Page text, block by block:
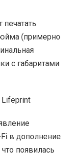
печатать
(примерно
с габаритами
Lifeprint
в дополнение
появилась